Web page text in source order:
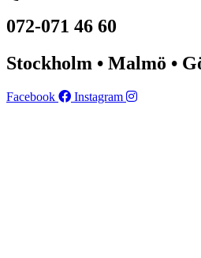
072-071 46 60
Stockholm • Malmö •
Facebook Instagram